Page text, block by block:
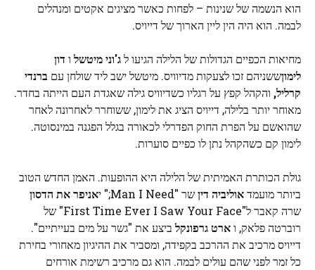
הוא הנשמה של שנינות – לפחות כאשר מציגים אקטים ומנהלים
לבמה. הוא היה הין ליין הארוך של דייויס.
מחיאות הכפיים הגדולות של הלילה הגיעו לג'וני מיטשל ו דון
לימוןששניהם זכו לצעקות מדיוויס. מיטשל ישב ליד שולחן עם ברנדי
קרליל, והקהל קפץ על רגליו כשדיוויס גילה שאגדת העם הייתה בחדר.
מאוחר יותר בלילה, דייויס הציג את לימון, ששוחרר לאחרונה לאחר
שהואשם על הפרת החוק הפדרלי לכאורה בגלל הפגנה במינסוטה.
לימון קם כשהקהל נתן לו כפיים סוערות.
גולת הכותרת האמיתית של הלילה היא ההופעות. האמן החדש הטוב
ביותר מועמדאוליביה דיןשר "Man I Need;" י
אניפר את הדסון
שרה קאבר ל"First Time Ever I Saw Your Face" של
רוברטה פלאק, וארט גרפונקל ביצע את "גשר על מים בעייתיים".
דייויס מרכיב את ההרכב בקפידה, ומסביר את ההיגיון מאחורי בחירת
כל זמר לפני שהם עולים לבמה. הוא גם מרכיב רשימת אורחים